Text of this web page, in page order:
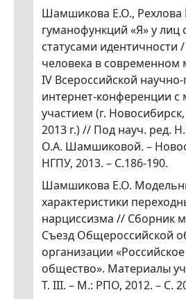
Шамшикова Е.О., Рехлова
гуманофункций «Я» у
статусами идентичности
человека в современном
IV Всероссийской
интернет-конференции
участием (г.
2013 г.) // Под науч. ред.
О.А. Шамшиковой. –
НГПУ, 2013. – С.186-190.
Шамшикова Е.О.
характеристики
нарциссизма // Сборник
Съезд Общероссийской
организации
общество». Материалы
Т. III. – М.: РПО, 2012. – С.